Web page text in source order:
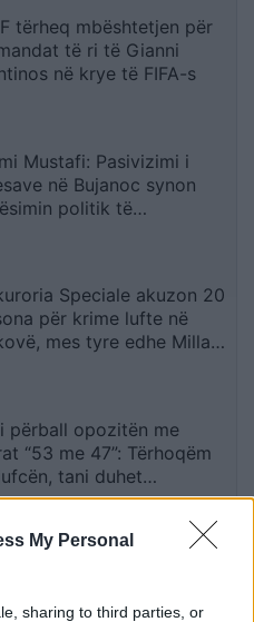
My Personal
sharing to third parties, or
tërheq mbështetjen për
të ri të Gianni
në krye të FIFA-s
Mustafi: Pasivizimi i
në Bujanoc synon
politik të
Speciale akuzon 20
për krime lufte në
mes tyre edhe Millan
përball opozitën me
“53 me 47”: Tërhoqëm
tani duhet
për presidentin